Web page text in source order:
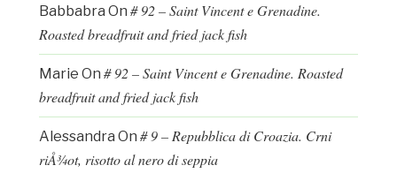
Babbabra On # 92 – Saint Vincent e Grenadine.
Roasted breadfruit and fried jack fish
Marie On # 92 – Saint Vincent e Grenadine. Roasted
breadfruit and fried jack fish
Alessandra On # 9 – Repubblica di Croazia. Crni
riÅ¾ot, risotto al nero di seppia